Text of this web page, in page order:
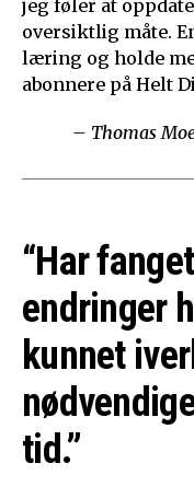
jeg føler at
oversiktlig måte.
læring og holde
abonnere på Helt
– Thomas
“Har
endringer
kunnet
tid.”